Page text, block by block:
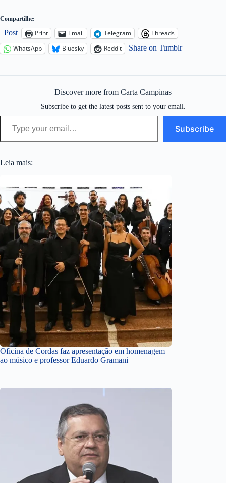
Compartilhe:
Post Print Email Telegram
Threads
WhatsApp
Bluesky Reddit Share on Tumblr
Discover more from Carta Campinas
Subscribe to get the latest posts sent to your email.
Type your email…
Subscribe
Leia mais:
Oficina de Cordas faz apresentação em homenagem
ao músico e professor Eduardo Gramani